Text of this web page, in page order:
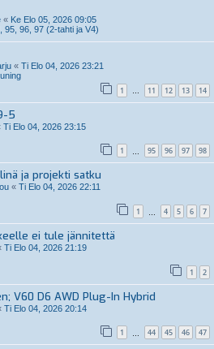
« Ke Elo 05, 2026 09:05
95, 96, 97 (2-tahti ja V4)
« Ti Elo 04, 2026 23:21
1 … 11 12 13 14
5
Ti Elo 04, 2026 23:15
1 95 96 97 98
ja projekti satku
« Ti Elo 04, 2026 22:11
1 4 5 6 7
ei tule jännitettä
Ti Elo 04, 2026 21:19
1 2
V60 D6 AWD Plug-In Hybrid
Ti Elo 04, 2026 20:14
1 44 45 46 47